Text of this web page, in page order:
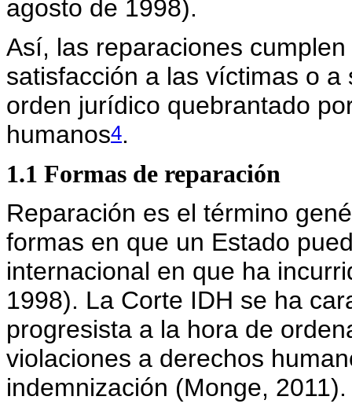
agosto de 1998).
Así, las reparaciones
satisfacción a las víctimas o
orden jurídico quebrantado
humanos4.
1.1 Formas de reparación
Reparación es el término
formas en que un Estado
internacional en que ha
1998). La Corte IDH se ha
progresista a la hora de
violaciones a derechos
indemnización (Monge, 2011).